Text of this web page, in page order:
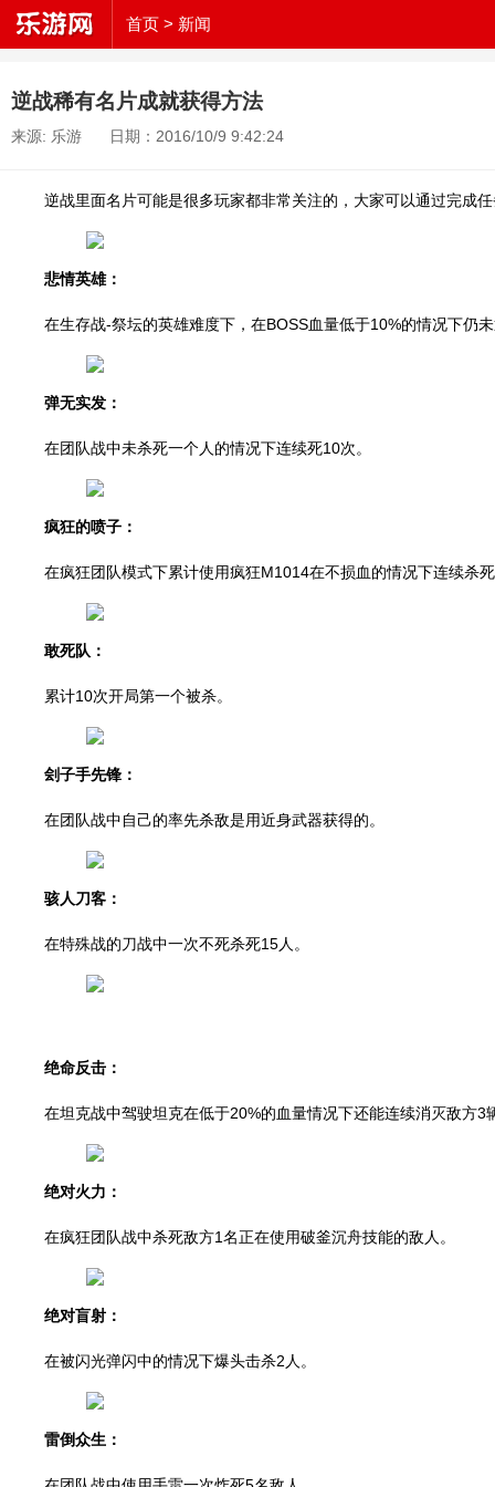
首页 > 新闻
逆战稀有名片成就获得方法
来源: 乐游 日期：2016/10/9 9:42:24
逆战里面名片可能是很多玩家都非常关注的，大家可以通过完成
悲情英雄：
在生存战-祭坛的英雄难度下，在BOSS血量低于10%的情况下仍
弹无实发：
在团队战中未杀死一个人的情况下连续死10次。
疯狂的喷子：
在疯狂团队模式下累计使用疯狂M1014在不损血的情况下连续杀
敢死队：
累计10次开局第一个被杀。
刽子手先锋：
在团队战中自己的率先杀敌是用近身武器获得的。
骇人刀客：
在特殊战的刀战中一次不死杀死15人。
绝命反击：
在坦克战中驾驶坦克在低于20%的血量情况下还能连续消灭敌方3
绝对火力：
在疯狂团队战中杀死敌方1名正在使用破釜沉舟技能的敌人。
绝对盲射：
在被闪光弹闪中的情况下爆头击杀2人。
雷倒众生：